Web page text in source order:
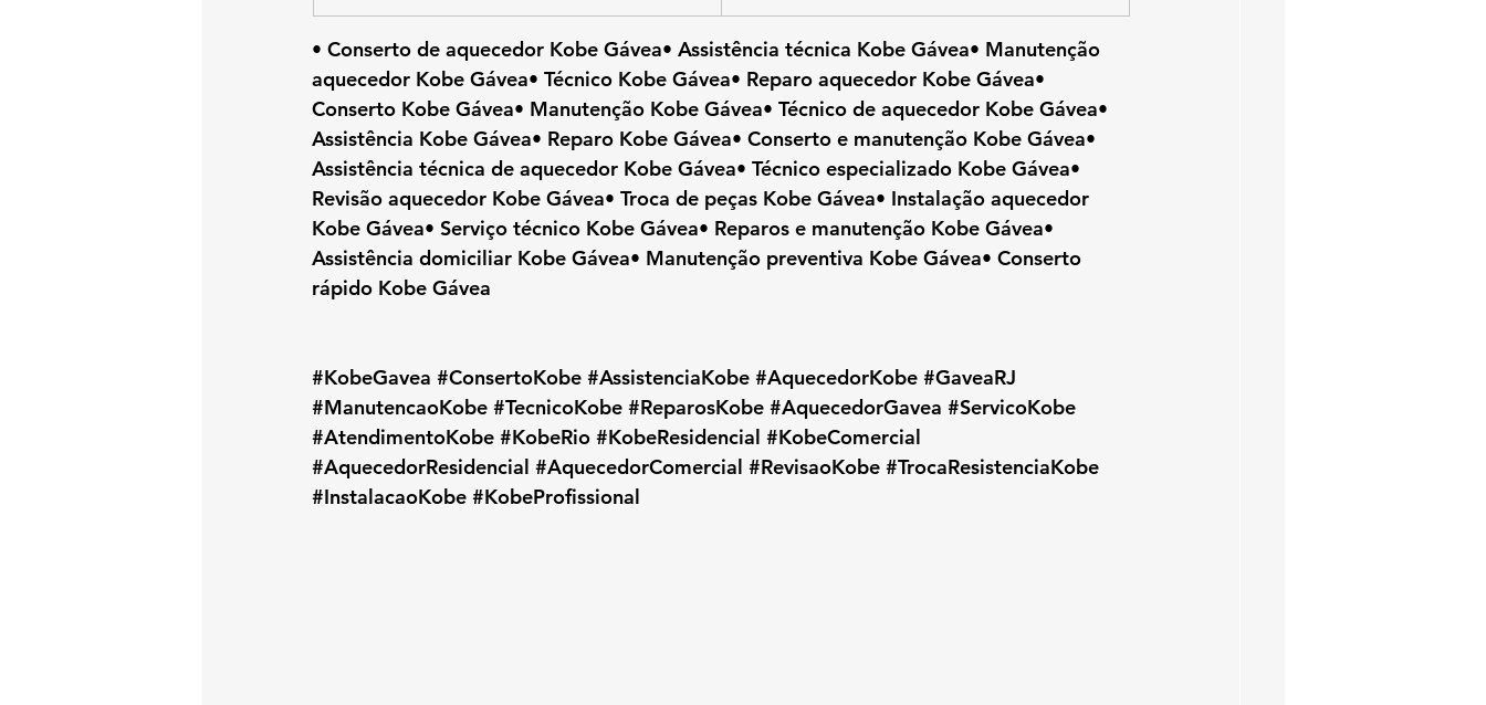
• Conserto de aquecedor Kobe Gávea• Assistência técnica Kobe Gávea• Manutenção
aquecedor Kobe Gávea• Técnico Kobe Gávea• Reparo aquecedor Kobe Gávea•
Conserto Kobe Gávea• Manutenção Kobe Gávea• Técnico de aquecedor Kobe Gávea•
Assistência Kobe Gávea• Reparo Kobe Gávea• Conserto e manutenção Kobe Gávea•
Assistência técnica de aquecedor Kobe Gávea• Técnico especializado Kobe Gávea•
Revisão aquecedor Kobe Gávea• Troca de peças Kobe Gávea• Instalação aquecedor
Kobe Gávea• Serviço técnico Kobe Gávea• Reparos e manutenção Kobe Gávea•
Assistência domiciliar Kobe Gávea• Manutenção preventiva Kobe Gávea• Conserto
rápido Kobe Gávea
#KobeGavea #ConsertoKobe #AssistenciaKobe #AquecedorKobe #GaveaRJ
#ManutencaoKobe #TecnicoKobe #ReparosKobe #AquecedorGavea #ServicoKobe
#AtendimentoKobe #KobeRio #KobeResidencial #KobeComercial
#AquecedorResidencial #AquecedorComercial #RevisaoKobe #TrocaResistenciaKobe
#InstalacaoKobe #KobeProfissional